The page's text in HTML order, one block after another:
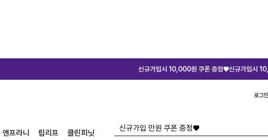
신규가입시 10,000원 쿠폰 증정♥신규가입시 10,000원 쿠폰 증
로그인
엔프라니 립리프 클린피닛